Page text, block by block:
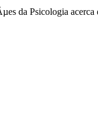
da Psicologia acerca